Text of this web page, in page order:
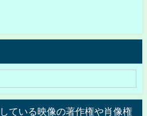
ている映像の著作権や肖像権